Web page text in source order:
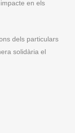
en els
dels particulars
solidària el